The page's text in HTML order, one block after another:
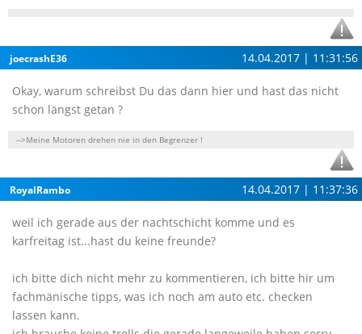
joecrashE36 14.04.2017 | 11:31:56
Okay, warum schreibst Du das dann hier und hast das nicht
schon längst getan ?
-->Meine Motoren drehen nie in den Begrenzer !
RoyalRambo 14.04.2017 | 11:37:36
weil ich gerade aus der nachtschicht komme und es
karfreitag ist...hast du keine freunde?
ich bitte dich nicht mehr zu kommentieren, ich bitte hir um
fachmänische tipps, was ich noch am auto etc. checken
lassen kann.